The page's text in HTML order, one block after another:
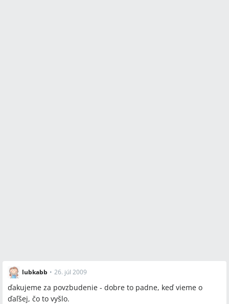
lubkabb • 26. júl 2009
ďakujeme za povzbudenie - dobre to padne, keď vieme o
ďaľšej, čo to vyšlo.